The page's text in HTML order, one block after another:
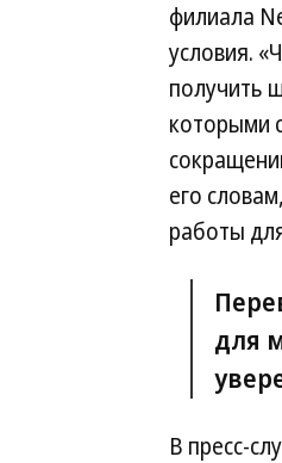
филиала
условия.
получить
которыми
его
работы
для
В пресс-